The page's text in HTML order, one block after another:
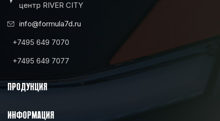
центр RIVER CITY
info@formula7d.ru
+7495 649 7070
+7495 649 7077
ПРОДУКЦИЯ
ИНФОРМАЦИЯ